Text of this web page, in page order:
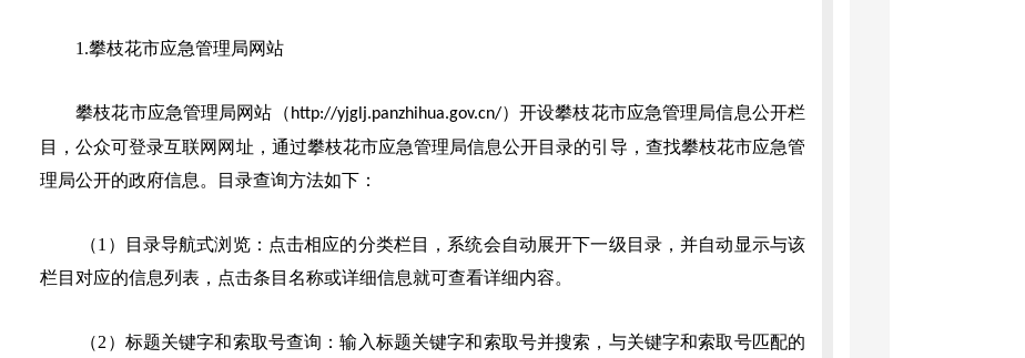
1.攀枝花市应急管理局网站
攀枝花市应急管理局网站（ http://yjglj.panzhihua.gov.cn/）开设攀枝花市应急管理局信息公开栏
目，公众可登录互联网网址，通过攀枝花市应急管理局信息公开目录的引导，查找攀枝花市应急管
理局公开的政府信息。目录查询方法如下：
（1）目录导航式浏览：点击相应的分类栏目，系统会自动展开下一级目录，并自动显示与该
栏目对应的信息列表，点击条目名称或详细信息就可查看详细内容。
（2）标题关键字和索取号查询：输入标题关键字和索取号并搜索，与关键字和索取号匹配的